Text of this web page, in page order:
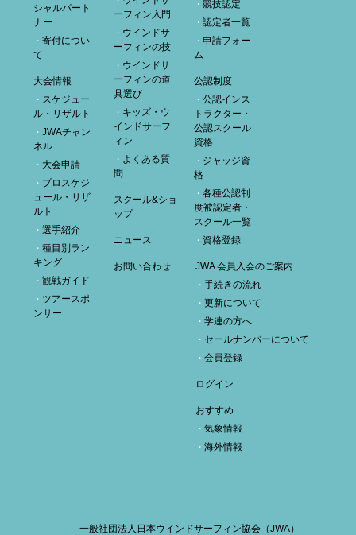
シャルパート
ナー
寄付につい
て
大会情報
スケジュー
ル・リザルト
JWAチャン
ネル
大会申請
プロスケジ
ュール・リザ
ルト
選手紹介
種目別ラン
キング
観戦ガイド
ツアースポ
ンサー
ーフィン入門
ウインドサ
ーフィンの技
ウインドサ
ーフィンの道
具選び
キッズ・ウ
インドサーフ
ィン
よくある質
問
スクール&ショ
ップ
ニュース
お問い合わせ
競技認定
認定者一覧
申請フォー
ム
公認制度
公認インス
トラクター・
公認スクール
資格
ジャッジ資
格
各種公認制
度被認定者・
スクール一覧
資格登録
JWA 会員入会のご案内
手続きの流れ
更新について
学連の方へ
セールナンバーについて
会員登録
ログイン
おすすめ
気象情報
海外情報
一般社団法人日本ウインドサーフィン協会（JWA）